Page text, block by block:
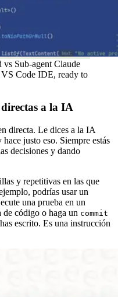
Sub-agent Claude
VS Code IDE, ready to
a la IA
directa. Le dices a la IA
hace justo eso. Siempre estás
decisiones y dando
y repetitivas en las que
podrías usar un
una prueba en un
código o haga un commit
escrito. Es una instrucción